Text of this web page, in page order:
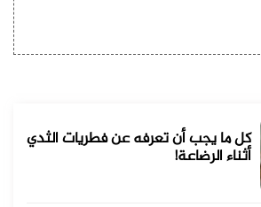
كل ما يجب أن تعرفه عن فطريات الثدي
أثناء الرضاعة!